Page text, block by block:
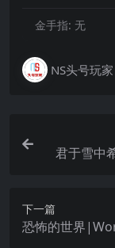
金手指: 无
NS头号玩家
君于雪中
下一篇
恐怖的世界